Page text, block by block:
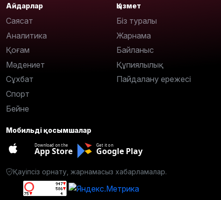
Айдарлар
Саясат
Аналитика
Қоғам
Мәдениет
Сұхбат
Спорт
Бейне
Қызмет
Біз туралы
Жарнама
Байланыс
Құпиялылық
Пайдалану ережесі
Мобильді қосымшалар
Download on the
App Store
Get it on
Google Play
Қауіпсіз орнату, жарнамасыз хабарламалар.